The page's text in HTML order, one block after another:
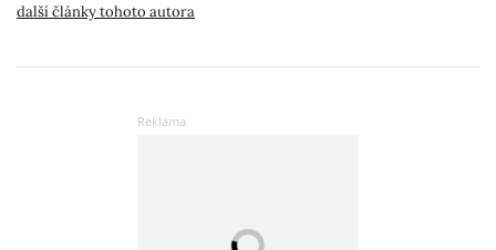
další články tohoto autora